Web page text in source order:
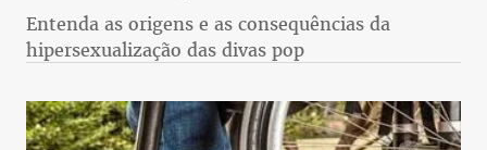
Entenda as origens e as consequências da
hipersexualização das divas pop